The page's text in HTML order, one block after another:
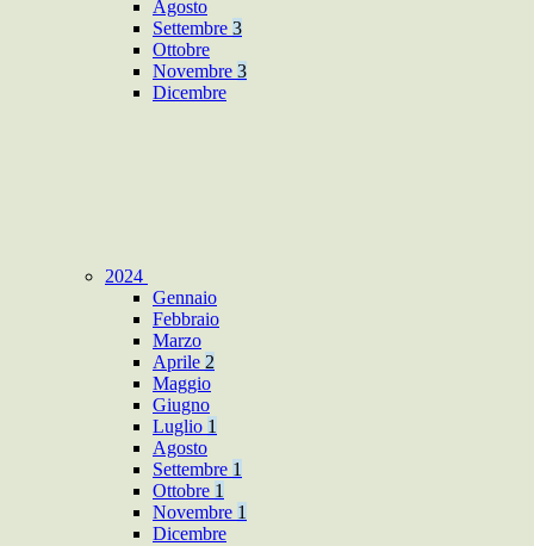
Agosto
Settembre 3
Ottobre
Novembre 3
Dicembre
2024
Gennaio
Febbraio
Marzo
Aprile 2
Maggio
Giugno
Luglio 1
Agosto
Settembre 1
Ottobre 1
Novembre 1
Dicembre